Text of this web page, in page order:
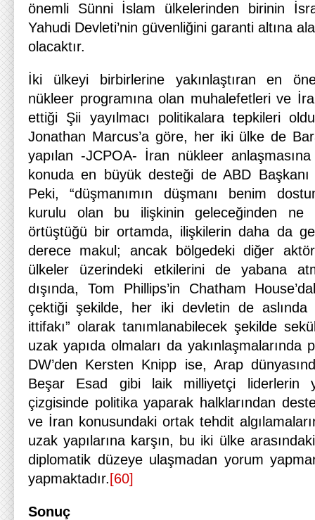
önemli Sünni İslam ülkelerinden birinin
Yahudi Devleti’nin güvenliğini garanti altına
olacaktır.
İki ülkeyi birbirlerine yakınlaştıran en
nükleer programına olan muhalefetleri ve
ettiği Şii yayılmacı politikalara tepkileri
Jonathan Marcus’a göre, her iki ülke de
yapılan -JCPOA- İran nükleer
konuda en büyük desteği de ABD Başkanı
Peki, “düşmanımın düşmanı benim
kurulu olan bu ilişkinin geleceğinden ne
örtüştüğü bir ortamda, ilişkilerin daha da
derece makul; ancak bölgedeki diğer
ülkeler üzerindeki etkilerini de yabana
dışında, Tom Phillips’in Chatham
çektiği şekilde, her iki devletin de
ittifakı” olarak tanımlanabilecek şekilde
uzak yapıda olmaları da yakınlaşmalarında
DW’den Kersten Knipp ise, Arap
Beşar Esad gibi laik milliyetçi liderlerin
çizgisinde politika yaparak halklarından
ve İran konusundaki ortak tehdit
uzak yapılarına karşın, bu iki ülke
diplomatik düzeye ulaşmadan yorum
yapmaktadır. [60]
Sonuç